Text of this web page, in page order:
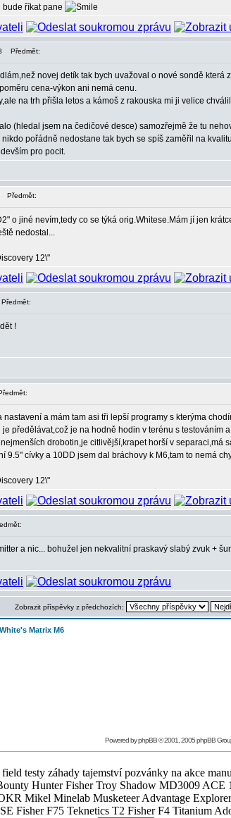
říkat pane
Předmět:
novej detík tak bych uvažoval o nové sondě
cena-výkon ani nemá cenu.
na trh přišla letos a kámoš z rakouska mi ji velice
(hledal jsem na čedičové desce) samozřejmě že tu
pořádně nedostane tak bych se spíš zaměřil na
pro pocit.
Předmět:
o jiné nevím,tedy co se týká orig.Whitese.Mám jí jen
nedostal...
12\"
!
nastavení a mám tam asi tři lepší programy s kterýma
předělávat,což je na hodně hodin v terénu s
drobotin,je citlivější,krapet horší v
9.5" cívky a 10DD jsem dal bráchovy k M6,tam to nemá
12\"
a nic... bohužel jen nekvalitní praskavý slabý zvuk +
Zobrazit příspěvky z předchozích:
White's Matrix M6
Powered byphpBB© 2001, 2005 phpBB
testy záhady tajemství pozvánky na akce
Hunter Fisher Troy Shadow MD3009
Mikel Minelab Musketeer Advantage
Fisher F75 Teknetics T2 Fisher F4 Titanium